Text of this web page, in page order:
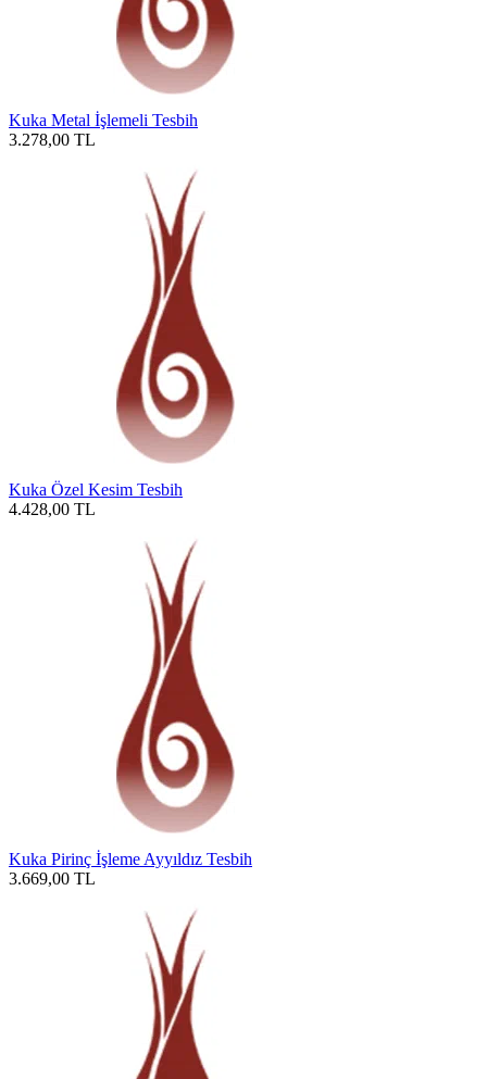
Kuka Metal İşlemeli Tesbih
3.278,00 TL
Kuka Özel Kesim Tesbih
4.428,00 TL
Kuka Pirinç İşleme Ayyıldız Tesbih
3.669,00 TL